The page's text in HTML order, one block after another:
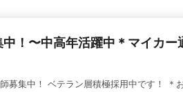
！〜中高年活躍中＊マイカー
募集中！ ベテラン層積極採用中です！ ＊